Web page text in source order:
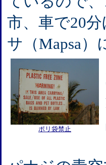
市、車で20
サ（Mapsa）
ポリ袋禁止